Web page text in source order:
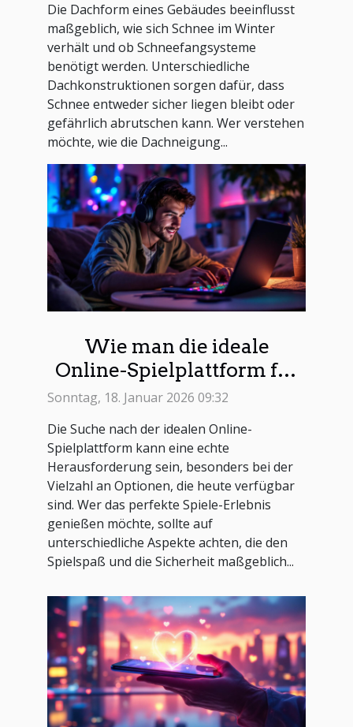
Die Dachform eines Gebäudes beeinflusst
maßgeblich, wie sich Schnee im Winter
verhält und ob Schneefangsysteme
benötigt werden. Unterschiedliche
Dachkonstruktionen sorgen dafür, dass
Schnee entweder sicher liegen bleibt oder
gefährlich abrutschen kann. Wer verstehen
möchte, wie die Dachneigung...
Wie man die ideale
Online-Spielplattform für
seine Bedürfnisse findet
Sonntag, 18. Januar 2026 09:32
Die Suche nach der idealen Online-
Spielplattform kann eine echte
Herausforderung sein, besonders bei der
Vielzahl an Optionen, die heute verfügbar
sind. Wer das perfekte Spiele-Erlebnis
genießen möchte, sollte auf
unterschiedliche Aspekte achten, die den
Spielspaß und die Sicherheit maßgeblich...